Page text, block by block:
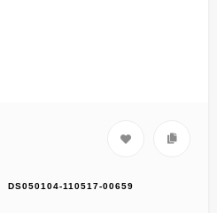
DS050104-110517-00659